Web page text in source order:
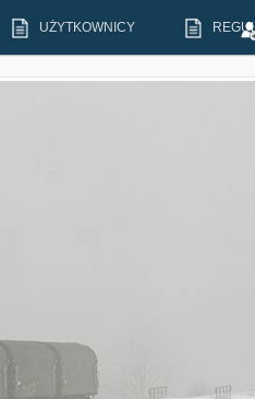
UŻYTKOWNICY